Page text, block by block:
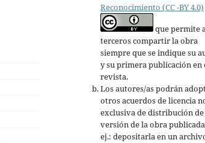
Reconocimiento (CC -BY 4.0)
que permite a
terceros compartir la obra
siempre que se indique su
y su primera publicación en
revista.
Los autores/as podrán
otros acuerdos de licencia
exclusiva de distribución de
versión de la obra
ej.: depositarla en un